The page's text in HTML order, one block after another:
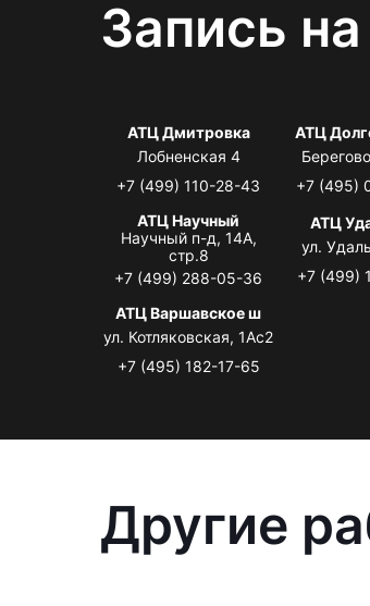
Запись
АТЦ Дмитровка
Лобненская 4
+7 (499) 110-28-43
АТЦ
+7 (495)
АТЦ Научный
Научный п-д, 14А,
стр.8
+7 (499) 288-05-36
АТЦ
ул.
+7 (499)
АТЦ Варшавское ш
ул. Котляковская, 1Ас2
+7 (495) 182-17-65
Другие